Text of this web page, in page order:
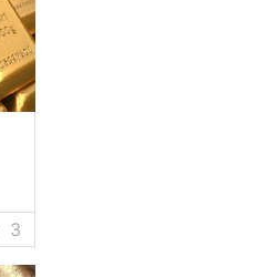
3